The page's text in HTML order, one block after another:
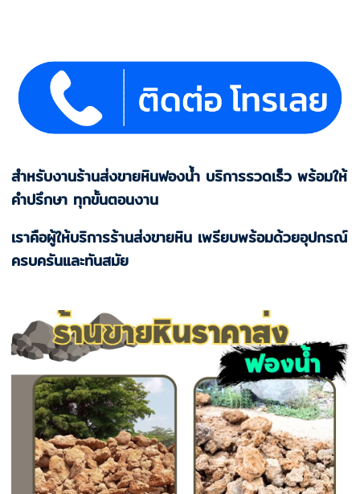
สำหรับงานร้านส่งขายหินฟองน้ำ บริการรวดเร็ว พร้อมให้
คำปรึกษา ทุกขั้นตอนงาน
เราคือผู้ให้บริการร้านส่งขายหิน เพรียบพร้อมด้วยอุปกรณ์
ครบครันและทันสมัย